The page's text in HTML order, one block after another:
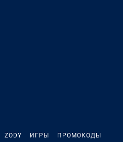
ZODY ИГРЫ ПРОМОКОДЫ